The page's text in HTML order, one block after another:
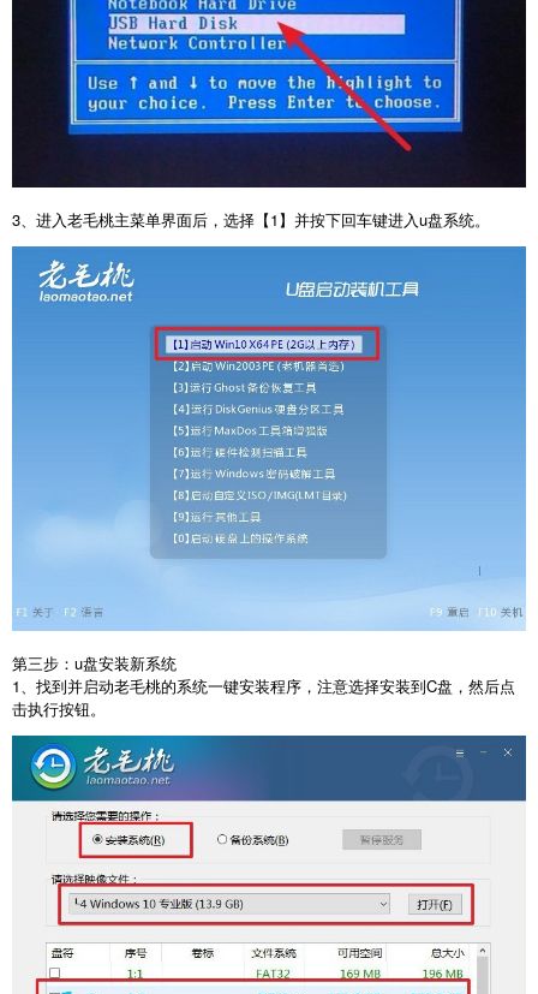
3 、进入老毛桃主菜单界面后，选择【1】并按下回车键进入u盘系统。
第三步： u盘安装新系统
1、找到并启动老毛桃的系统一键安装程序，注意选择安装到C盘，然后点
击执行按钮。